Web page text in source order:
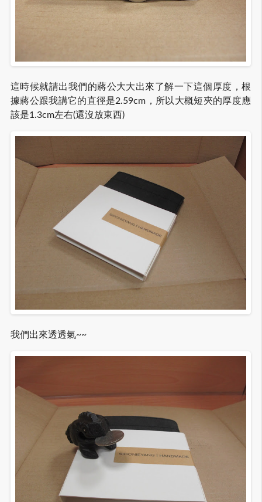
這時候就請出我們的蔣公大大出來了解一下這個厚度，根
據蔣公跟我講它的直徑是2.59cm，所以大概短夾的厚度應
該是1.3cm左右(還沒放東西)
我們出來透透氣~~